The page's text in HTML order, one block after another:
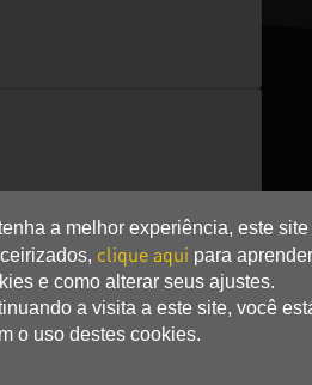
a melhor experiência, este site
clique aqui para aprender
e como alterar seus ajustes.
a visita a este site, você
o uso destes cookies.